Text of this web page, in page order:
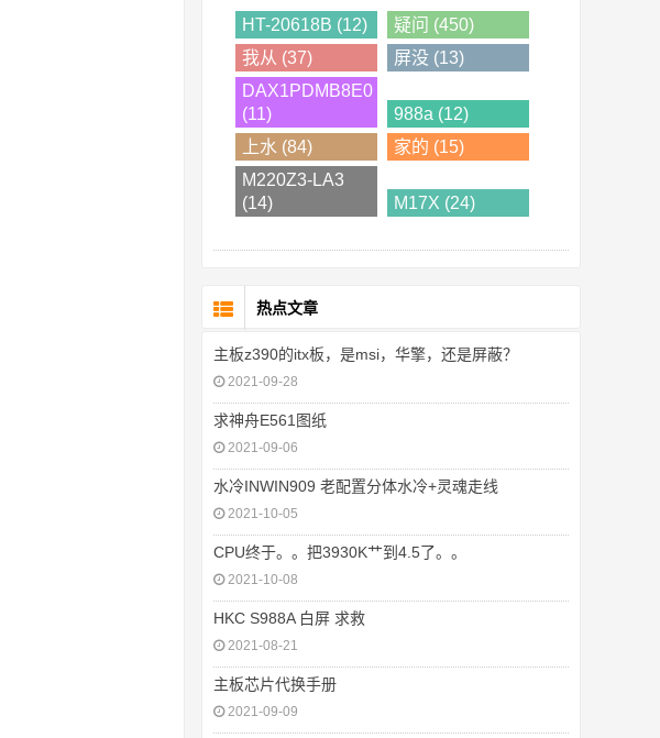
HT-20618B (12)
疑问 (450)
我从 (37)
屏没 (13)
DAX1PDMB8E0
(11)
988a (12)
上水 (84)
家的 (15)
M220Z3-LA3
(14)
M17X (24)
热点文章
主板z390的itx板，是msi，华擎，还是屏蔽？
2021-09-28
求神舟E561图纸
2021-09-06
水冷INWIN909 老配置分体水冷+灵魂走线
2021-10-05
CPU终于。。把3930K艹到4.5了。。
2021-10-08
HKC S988A 白屏 求救
2021-08-21
主板芯片代换手册
2021-09-09